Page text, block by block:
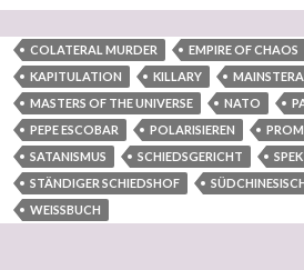
COLATERAL MURDER EMPIRE OF CHAOS
KAPITULATION
KILLARY
MASTERS OF THE UNIVERSE
NATO
PEPE ESCOBAR
POLARISIEREN
SATANISMUS
SCHIEDSGERICHT
STÄNDIGER SCHIEDSHOF
WEISSBUCH